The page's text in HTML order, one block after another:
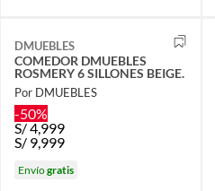
DMUEBLES
COMEDOR DMUEBLES
ROSMERY 6 SILLONES BEIGE.
Por DMUEBLES
-50%
S/4,999
S/ 9,999
Envíogratis